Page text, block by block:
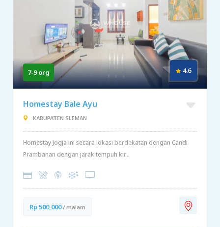
7-9 org 4.6
Homestay Bale Ayu
KABUPATEN SLEMAN
Homestay Jogja ini secara lokasi berdekatan dengan Candi
Prambanan dengan jarak tempuh kir...
Rp 500,000/ malam